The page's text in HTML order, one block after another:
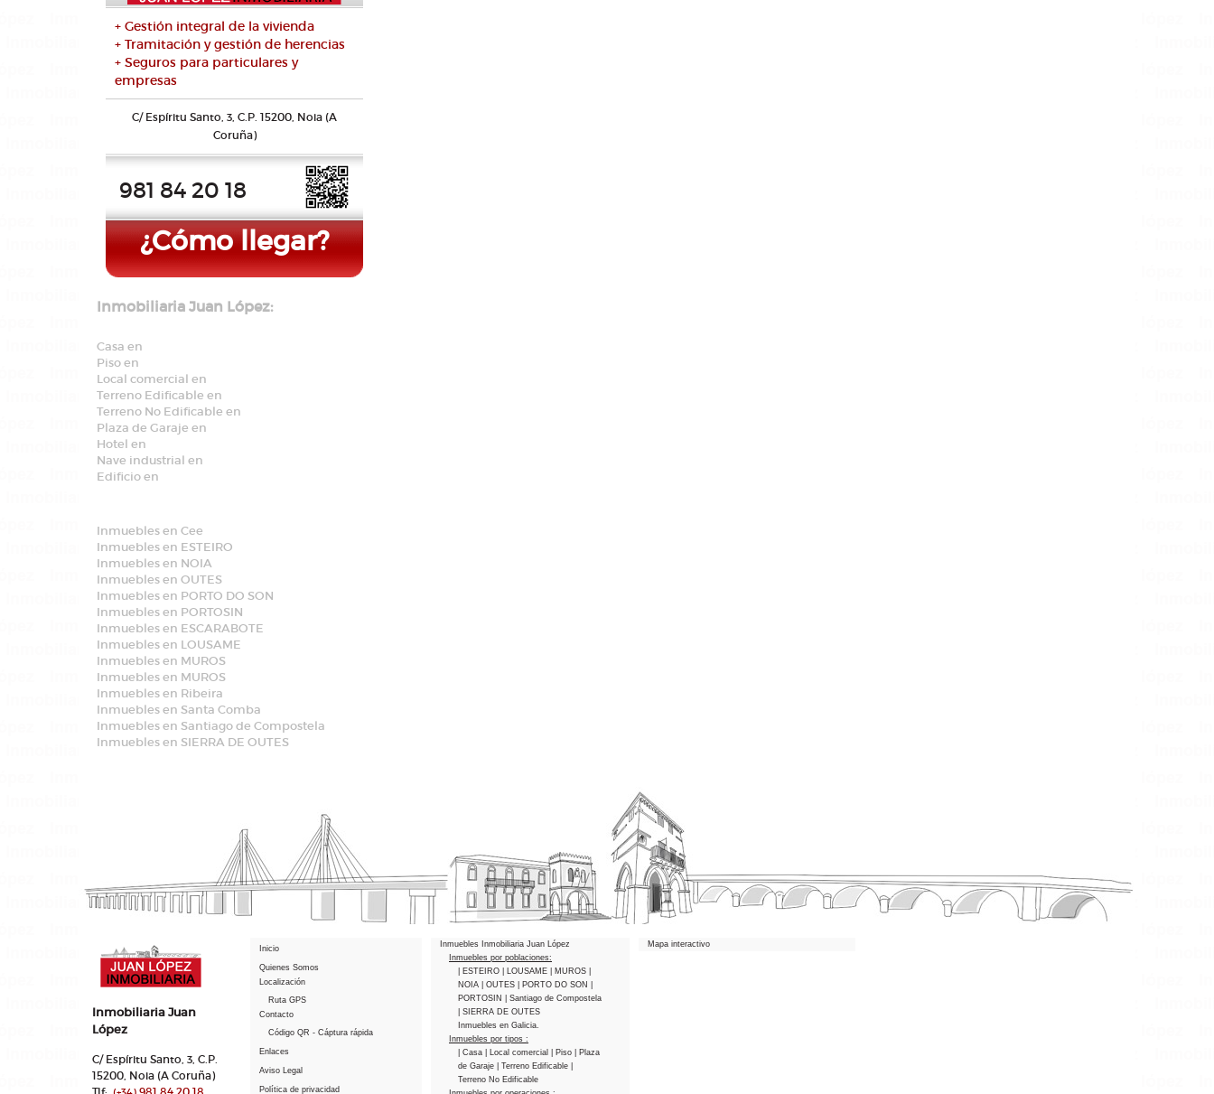
+ Gestión integral de la vivienda
+ Tramitación y gestión de herencias
+ Seguros para particulares y
empresas
C/ Espíritu Santo, 3, C.P. 15200, Noia (A
Coruña)
981 84 20 18
¿Cómo llegar?
Inmobiliaria Juan López:
Casa en
Piso en
Local comercial en
Terreno Edificable en
Terreno No Edificable en
Plaza de Garaje en
Hotel en
Nave industrial en
Edificio en
Inmuebles en Cee
Inmuebles en ESTEIRO
Inmuebles en NOIA
Inmuebles en OUTES
Inmuebles en PORTO DO SON
Inmuebles en PORTOSIN
Inmuebles en ESCARABOTE
Inmuebles en LOUSAME
Inmuebles en MUROS
Inmuebles en MUROS
Inmuebles en Ribeira
Inmuebles en Santa Comba
Inmuebles en Santiago de Compostela
Inmuebles en SIERRA DE OUTES
Inmobiliaria Juan
López
C/ Espíritu Santo, 3, C.P.
15200, Noia (A Coruña)
Inicio
Quienes Somos
Localización
Ruta GPS
Contacto
Código QR - Cáptura rápida
Enlaces
Aviso Legal
Política de privacidad
Inmuebles Inmobiliaria Juan López
Inmuebles por poblaciones:
| ESTEIRO
| LOUSAME | MUROS
NOIA
| OUTES | PORTO DO SON
PORTOSIN
| Santiago de Compostela
| SIERRA DE OUTES
Inmuebles en Galicia.
Inmuebles por tipos :
| Casa
| Local comercial | Piso
| Plaza
de Garaje
| Terreno Edificable
Terreno No Edificable
Mapa interactivo